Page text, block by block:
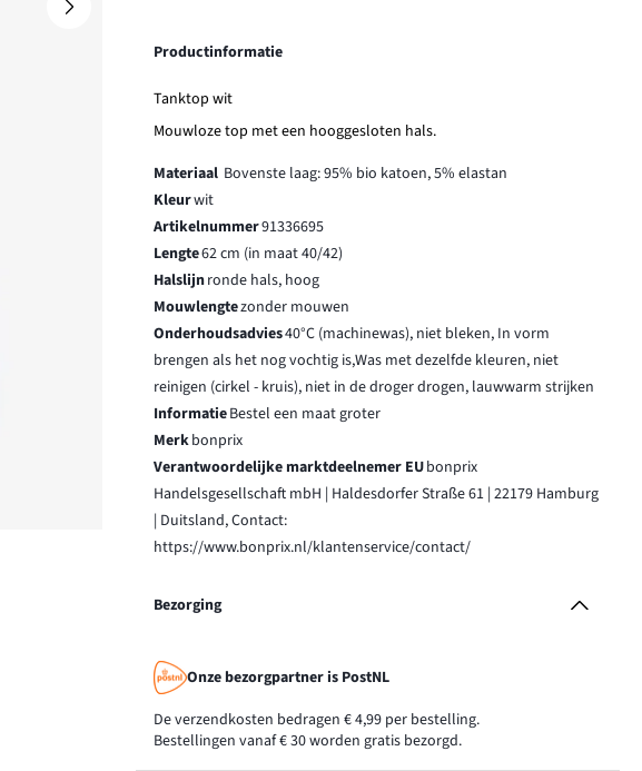
Productinformatie
Tanktop wit
Mouwloze top met een hooggesloten hals.
Materiaal Bovenste laag: 95% bio katoen, 5% elastan
Kleurwit
Artikelnummer91336695
Lengte62 cm (in maat 40/42)
Halslijnronde hals, hoog
Mouwlengtezonder mouwen
Onderhoudsadvies40°C (machinewas), niet bleken, In vorm
brengen als het nog vochtig is,Was met dezelfde kleuren, niet
reinigen (cirkel - kruis), niet in de droger drogen, lauwwarm strijken
InformatieBestel een maat groter
Merkbonprix
Verantwoordelijke marktdeelnemer EUbonprix
Handelsgesellschaft mbH | Haldesdorfer Straße 61 | 22179 Hamburg
| Duitsland, Contact:
https://www.bonprix.nl/klantenservice/contact/
Bezorging
Onze bezorgpartner is PostNL
De verzendkosten bedragen € 4,99 per bestelling.
Bestellingen vanaf € 30 worden gratis bezorgd.